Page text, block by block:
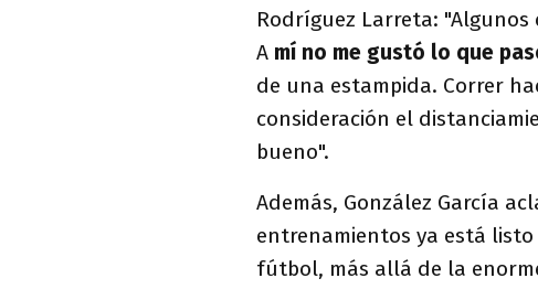
Rodríguez Larreta: "Algunos
A mí no me gustó lo que
de una estampida. Correr
consideración el
bueno".
Además, González García
entrenamientos ya está
fútbol, más allá de la